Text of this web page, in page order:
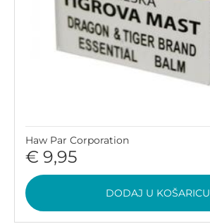
Haw Par Corporation
€ 9,95
DODAJ U KOŠARICU